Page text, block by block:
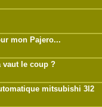
mon Pajero...
vaut le coup ?
mitsubishi 3l2